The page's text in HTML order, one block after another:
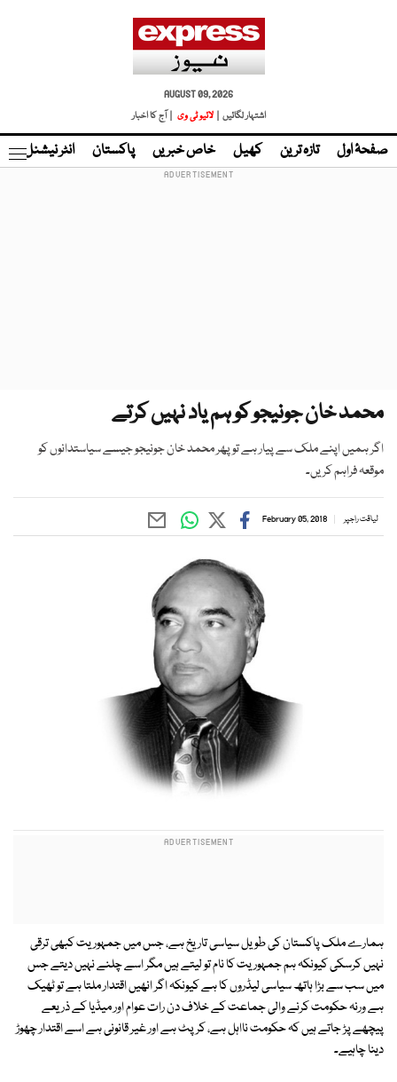
AUGUST 09, 2026
اشتہار لگائیں |
لائیو ٹی وی | آج کا اخبار
صفحۂ اول تازہ ترین کھیل خاص خبریں پاکستان انٹر نیشنل
محمد خان جونیجو کو ہم یاد نہیں کرتے
اگر ہمیں اپنے ملک سے پیار ہے تو پھر محمد خان جونیجو جیسے سیاستدانوں کو
موقعہ فراہم کریں۔
لیاقت راجپر February 05, 2018
ہمارے ملک پاکستان کی طویل سیاسی تاریخ ہے، جس میں جمہوریت کبھی ترقی
نہیں کرسکی کیونکہ ہم جمہوریت کا نام تو لیتے ہیں مگر اسے چلنے نہیں دیتے جس
میں سب سے بڑا ہاتھ سیاسی لیڈروں کا ہے کیونکہ اگر انھیں اقتدار ملتا ہے تو ٹھیک
ہے ورنہ حکومت کرنے والی جماعت کے خلاف دن رات عوام اور میڈیا کے ذریعے
پیچھے پڑ جاتے ہیں کہ حکومت نااہل ہے، کرپٹ ہے اور غیر قانونی ہے اسے اقتدار چھوڑ
دینا چاہیے۔